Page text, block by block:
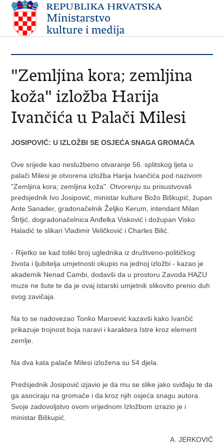
"Zemljina kora; zemljina
koža" izložba Harija
Ivančića u Palači Milesi
JOSIPOVIĆ: U IZLOŽBI SE OSJEĆA SNAGA GROMAČA
Ove srijede kao neslužbeno otvaranje 56. splitskog ljeta u
palači Milesi je otvorena izložba Harija Ivančića pod nazivom
"Zemljina kora; zemljina koža". Otvorenju su prisustvovali
predsjednik Ivo Josipović, ministar kulture Božo Biškupić, župan
Ante Sanader, gradonačelnik Željko Kerum, intendant Milan
Štrljić, dogradonačelnica Anđelka Visković i dožupan Visko
Haladić te slikari Vladimir Veličković i Charles Bilić.
- Rijetko se kad toliki broj uglednika iz društveno-političkog
života i ljubitelja umjetnosti okupio na jednoj izložbi - kazao je
akademik Nenad Cambi, dodavši da u prostoru Zavoda HAZU
muze ne šute te da je ovaj istarski umjetnik slikovito prenio duh
svog zavičaja.
Na to se nadovezao Tonko Maroević kazavši kako Ivančić
prikazuje trojnost boja naravi i karaktera Istre kroz element
zemlje.
Na dva kata palače Milesi izložena su 54 djela.
Predsjednik Josipović izjavio je da mu se slike jako sviđaju te da
ga asociraju na gromače i da kroz njih osjeća snagu autora.
Svoje zadovoljstvo ovom vrijednom Izložbom izrazio je i
ministar Biškupić.
A. JERKOVIĆ